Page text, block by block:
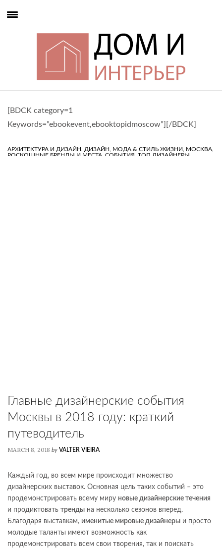
[BDCK category=1
Keywords=”ebookevent,ebooktopidmoscow”][/BDCK]
АРХИТЕКТУРА И ДИЗАЙН, ДИЗАЙН, МОДА & СТИЛЬ ЖИЗНИ, МОСКВА,
РОСКОШНЫЕ БРЕНДЫ И МЕСТА СОБЫТИЯ ТОП ДИЗАЙНЕРЫ
Главные дизайнерские события
Москвы в 2018 году: краткий
путеводитель
MARCH 8, 2018 by VALTER VIEIRA
Каждый год, во всем мире происходит множество
дизайнерских выставок. Основная цель таких событий – это
продемонстрировать всему миру новые дизайнерские течения
и продиктовать тренды на несколько сезонов вперед.
Благодаря выставкам, именитые мировые дизайнеры и просто
молодые таланты имеют возможность как
продемонстрировать всем свои творения, так и поискать